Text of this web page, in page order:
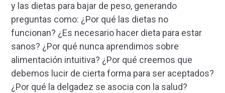
y las dietas para bajar de peso, generando
preguntas como: ¿Por qué las dietas no
funcionan? ¿Es necesario hacer dieta para estar
sanos? ¿Por qué nunca aprendimos sobre
alimentación intuitiva? ¿Por qué creemos que
debemos lucir de cierta forma para ser aceptados?
¿Por qué la delgadez se asocia con la salud?